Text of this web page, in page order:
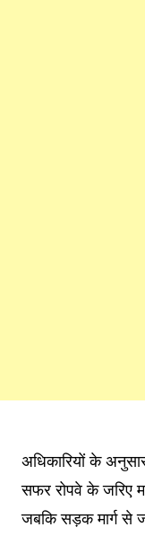
अधिकारियों के
सफर रोपवे के जरिए
जबकि सड़क मार्ग से